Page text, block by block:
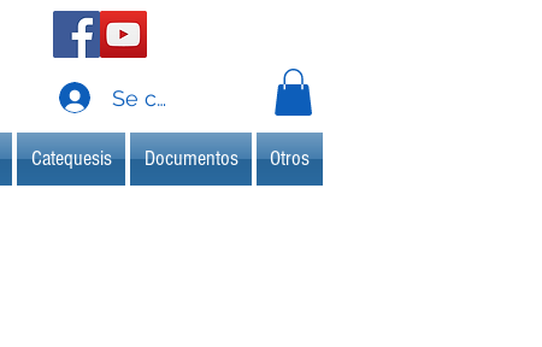
Se connecter
Catequesis Documentos Otros